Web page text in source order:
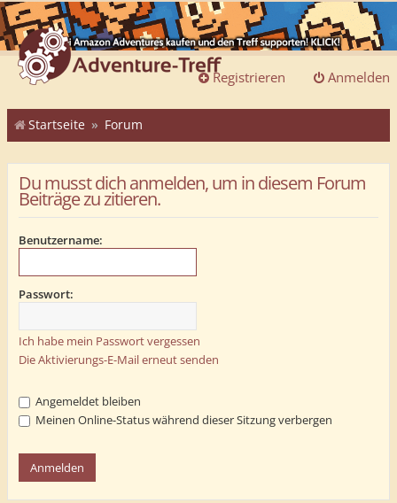
Anmelden
Registrieren
Startseite Forum
Du musst dich anmelden, um in diesem Forum
Beiträge zu zitieren.
Benutzername:
Passwort:
Ich habe mein Passwort vergessen
Die Aktivierungs-E-Mail erneut senden
Angemeldet bleiben
Meinen Online-Status während dieser Sitzung verbergen